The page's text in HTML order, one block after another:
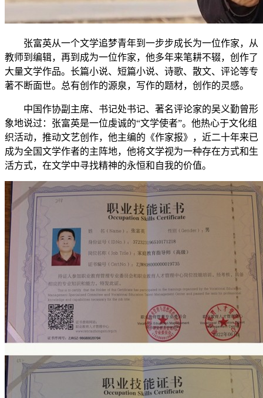
张富英从一个文学追梦青年到一步步成长为一位作家，从
教师到编辑，再到成为一位作家，他多年来笔耕不辍，创作了
大量文学作品。长篇小说、短篇小说、诗歌、散文、评论等专
著不断面世。总有创作的源泉，写作的题材，创作的灵感。
中国作协副主席、书记处书记、著名评论家的吴义勤曾形
象地说过：张富英是一位虔诚的“文学使者”。他热心于文化组
织活动，推动文艺创作，他主编的《作家报》，近二十年来已
成为全国文学作者的主阵地，他将文学视为一种存在方式和生
活方式，在文学中寻找精神的永恒和自我的价值。